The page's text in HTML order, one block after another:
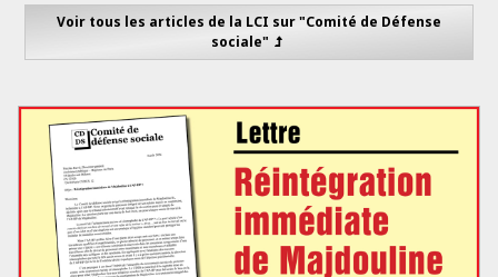
Voir tous les articles de la LCI sur "Comité de Défense
sociale"